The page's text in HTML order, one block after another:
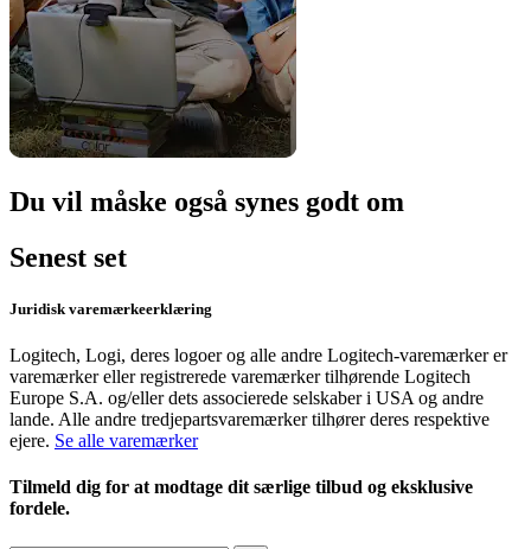
Du vil måske også synes godt om
Senest set
Juridisk varemærkeerklæring
Logitech, Logi, deres logoer og alle andre Logitech-varemærker er
varemærker eller registrerede varemærker tilhørende Logitech
Europe S.A. og/eller dets associerede selskaber i USA og andre
lande. Alle andre tredjepartsvaremærker tilhører deres respektive
ejere. Se alle varemærker
Tilmeld dig for at modtage dit særlige tilbud og eksklusive
fordele.